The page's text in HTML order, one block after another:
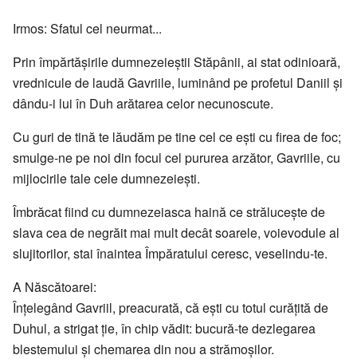
Irmos: Sfatul cel neurmat...
Prin împărtăşirile dumnezeieştii Stăpânii, ai stat odinioară,
vrednicule de laudă Gavriile, luminând pe profetul Daniil şi
dându-i lui în Duh arătarea celor necunoscute.
Cu guri de tină te lăudăm pe tine cel ce eşti cu firea de foc;
smulge-ne pe noi din focul cel pururea arzător, Gavriile, cu
mijlocirile tale cele dumnezeieşti.
Îmbrăcat fiind cu dumnezeiasca haină ce străluceşte de
slava cea de negrăit mai mult decât soarele, voievodule al
slujitorilor, stai înaintea Împăratului ceresc, veselindu-te.
A Născătoarei:
Înţelegând Gavriil, preacurată, că eşti cu totul curăţită de
Duhul, a strigat ţie, în chip vădit: bucură-te dezlegarea
blestemului şi chemarea din nou a strămoşilor.